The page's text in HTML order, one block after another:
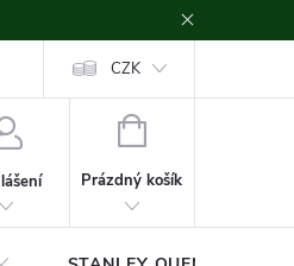
CZK
NÁKUPNÍ
Prázdný košík